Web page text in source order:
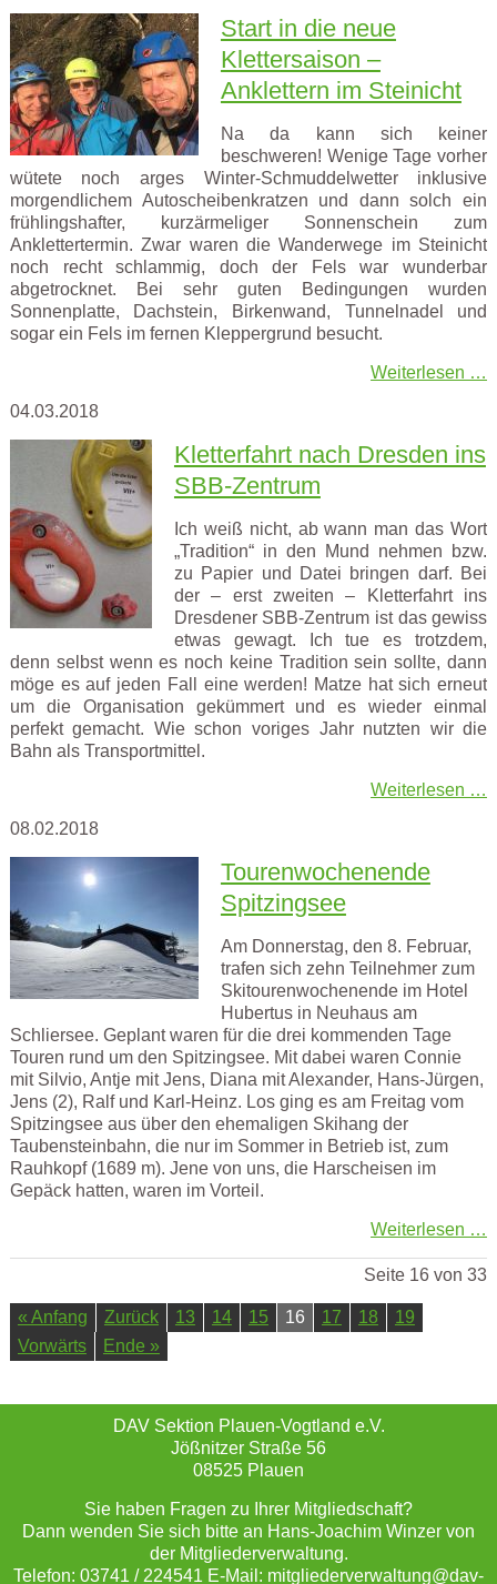
Start in die neue
Klettersaison –
Anklettern im Steinicht
Na da kann sich keiner
beschweren! Wenige Tage vorher
wütete noch arges Winter-Schmuddelwetter inklusive
morgendlichem Autoscheibenkratzen und dann solch ein
frühlingshafter, kurzärmeliger Sonnenschein zum
Anklettertermin. Zwar waren die Wanderwege im Steinicht
noch recht schlammig, doch der Fels war wunderbar
abgetrocknet. Bei sehr guten Bedingungen wurden
Sonnenplatte, Dachstein, Birkenwand, Tunnelnadel und
sogar ein Fels im fernen Kleppergrund besucht.
Weiterlesen …
04.03.2018
Kletterfahrt nach Dresden ins
SBB-Zentrum
Ich weiß nicht, ab wann man das Wort
„Tradition“ in den Mund nehmen bzw.
zu Papier und Datei bringen darf. Bei
der – erst zweiten – Kletterfahrt ins
Dresdener SBB-Zentrum ist das gewiss
etwas gewagt. Ich tue es trotzdem,
denn selbst wenn es noch keine Tradition sein sollte, dann
möge es auf jeden Fall eine werden! Matze hat sich erneut
um die Organisation gekümmert und es wieder einmal
perfekt gemacht. Wie schon voriges Jahr nutzten wir die
Bahn als Transportmittel.
Weiterlesen …
08.02.2018
Tourenwochenende
Spitzingsee
Am Donnerstag, den 8. Februar,
trafen sich zehn Teilnehmer zum
Skitourenwochenende im Hotel
Hubertus in Neuhaus am
Schliersee. Geplant waren für die drei kommenden Tage
Touren rund um den Spitzingsee. Mit dabei waren Connie
mit Silvio, Antje mit Jens, Diana mit Alexander, Hans-Jürgen,
Jens (2), Ralf und Karl-Heinz. Los ging es am Freitag vom
Spitzingsee aus über den ehemaligen Skihang der
Taubensteinbahn, die nur im Sommer in Betrieb ist, zum
Rauhkopf (1689 m). Jene von uns, die Harscheisen im
Gepäck hatten, waren im Vorteil.
Weiterlesen …
Seite 16 von 33
« Anfang Zurück 13 14 15 16 17 18
19
Vorwärts
Ende »
DAV Sektion Plauen-Vogtland e.V.
Jößnitzer Straße 56
08525 Plauen
Sie haben Fragen zu Ihrer Mitgliedschaft?
Dann wenden Sie sich bitte an Hans-Joachim Winzer von
der Mitgliederverwaltung.
Telefon: 03741 / 224541 E-Mail: mitgliederverwaltung@dav-